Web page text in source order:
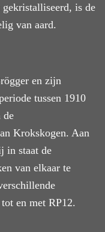
is de
van aard.
en zijn
tussen 1910
de
Krokskogen. Aan
in staat de
van elkaar te
en met RP12.